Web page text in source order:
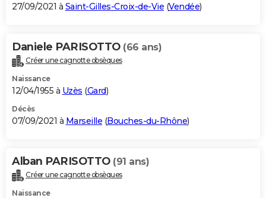
27/09/2021 à Saint-Gilles-Croix-de-Vie (Vendée)
Daniele PARISOTTO (66 ans)
Créer une cagnotte obsèques
Naissance
12/04/1955 à Uzès (Gard)
Décès
07/09/2021 à Marseille (Bouches-du-Rhône)
Alban PARISOTTO (91 ans)
Créer une cagnotte obsèques
Naissance